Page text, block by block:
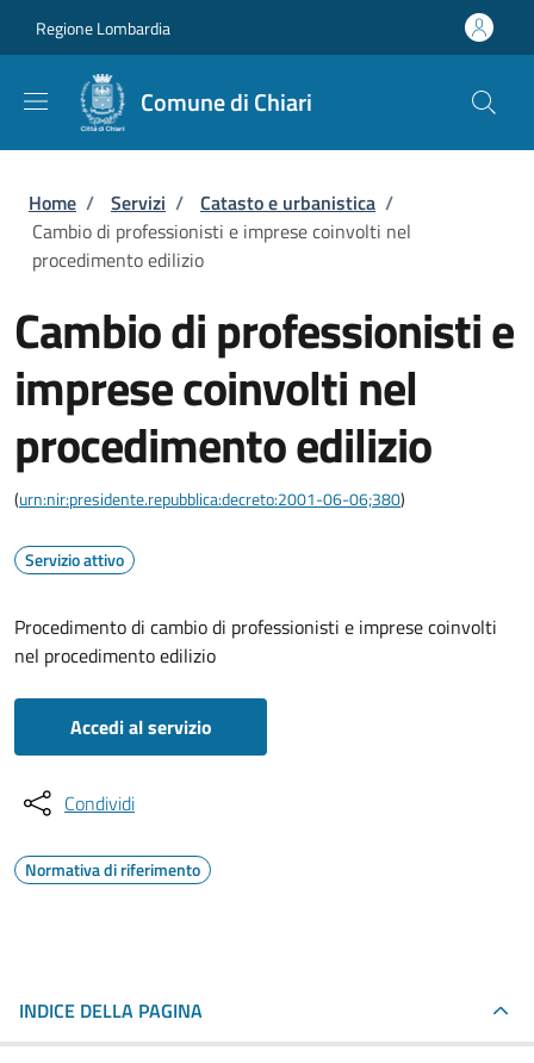
Regione Lombardia
Comune di Chiari
Briciole di pane
Home / Servizi / Catasto e urbanistica /
Cambio di professionisti e imprese coinvolti nel
procedimento edilizio
Cambio di professionisti e
imprese coinvolti nel
procedimento edilizio
(urn:nir:presidente.repubblica:decreto:2001-06-06;380)
Servizio attivo
Procedimento di cambio di professionisti e imprese coinvolti
nel procedimento edilizio
Accedi al servizio
Condividi
Normativa di riferimento
INDICE DELLA PAGINA